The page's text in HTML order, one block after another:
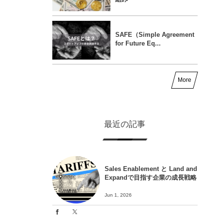
SAFE（Simple Agreement
for Future Eq...
More
最近の記事
Sales Enablement と Land and
Expandで目指す企業の成長戦略
Jun 1, 2026